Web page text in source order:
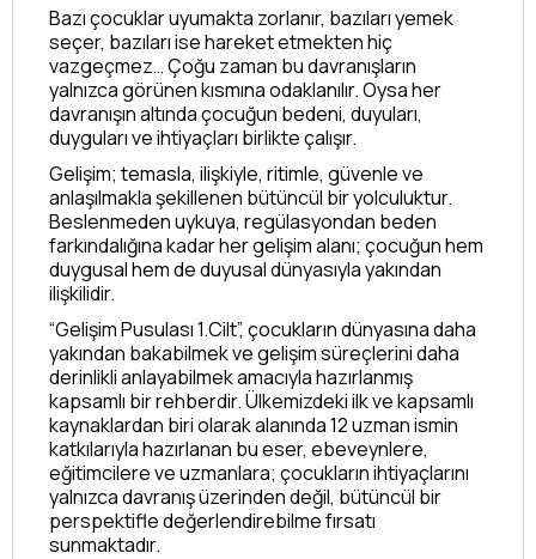
Bazı çocuklar uyumakta zorlanır, bazıları yemek
seçer, bazıları ise hareket etmekten hiç
vazgeçmez… Çoğu zaman bu davranışların
yalnızca görünen kısmına odaklanılır. Oysa her
davranışın altında çocuğun bedeni, duyuları,
duyguları ve ihtiyaçları birlikte çalışır.
Gelişim; temasla, ilişkiyle, ritimle, güvenle ve
anlaşılmakla şekillenen bütüncül bir yolculuktur.
Beslenmeden uykuya, regülasyondan beden
farkındalığına kadar her gelişim alanı; çocuğun hem
duygusal hem de duyusal dünyasıyla yakından
ilişkilidir.
“Gelişim Pusulası 1.Cilt”, çocukların dünyasına daha
yakından bakabilmek ve gelişim süreçlerini daha
derinlikli anlayabilmek amacıyla hazırlanmış
kapsamlı bir rehberdir. Ülkemizdeki ilk ve kapsamlı
kaynaklardan biri olarak alanında 12 uzman ismin
katkılarıyla hazırlanan bu eser, ebeveynlere,
eğitimcilere ve uzmanlara; çocukların ihtiyaçlarını
yalnızca davranış üzerinden değil, bütüncül bir
perspektifle değerlendirebilme fırsatı
sunmaktadır.